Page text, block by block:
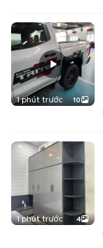
1 phút trước 10
1 phút trước 4